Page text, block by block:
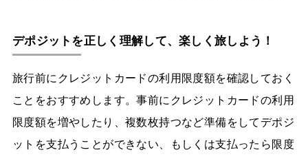
デポジットを正しく理解して、楽しく旅しよう！
旅行前にクレジットカードの利用限度額を確認しておく
ことをおすすめします。事前にクレジットカードの利用
限度額を増やしたり、複数枚持つなど準備をしてデポジ
ットを支払うことができない、もしくは支払ったら限度